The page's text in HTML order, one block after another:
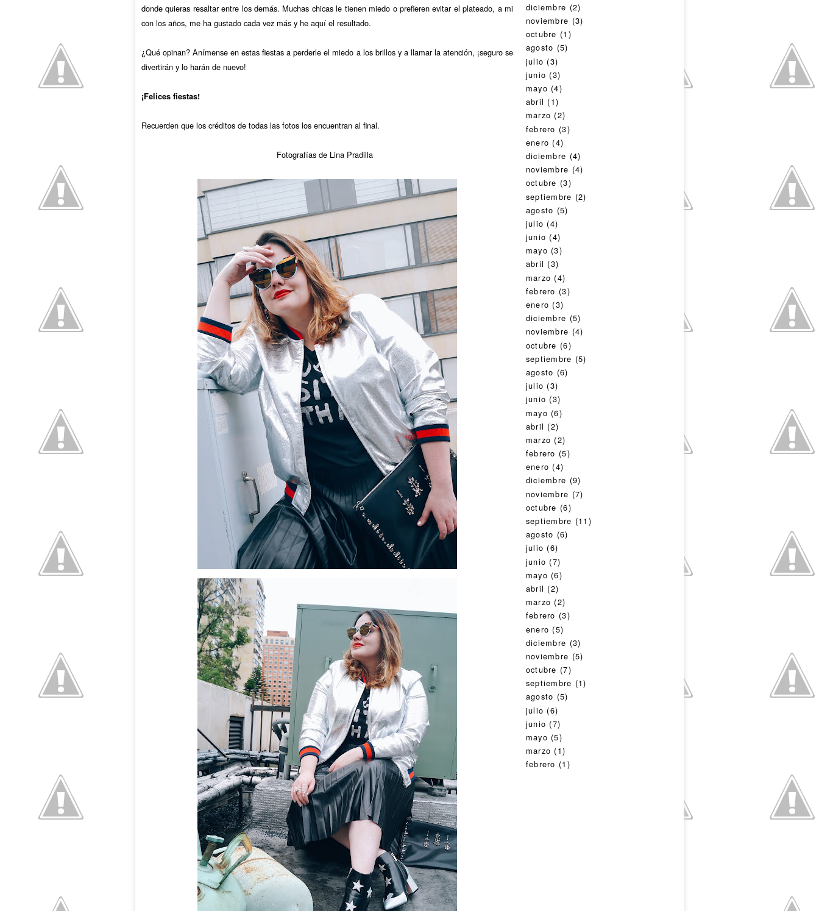
donde quieras resaltar entre los demás. Muchas chicas le tienen miedo o prefieren evitar el plateado, a mi
con los años, me ha gustado cada vez más y he aquí el resultado.
¿Qué opinan? Anímense en estas fiestas a perderle el miedo a los brillos y a llamar la atención, ¡seguro se
divertirán y lo harán de nuevo!
¡Felices fiestas!
Recuerden que los créditos de todas las fotos los encuentran al final.
Fotografías de Lina Pradilla
diciembre (2)
noviembre (3)
octubre (1)
agosto (5)
julio (3)
junio (3)
mayo (4)
abril (1)
marzo (2)
febrero (3)
enero (4)
diciembre (4)
noviembre (4)
octubre (3)
septiembre (2)
agosto (5)
julio (4)
junio (4)
mayo (3)
abril (3)
marzo (4)
febrero (3)
enero (3)
diciembre (5)
noviembre (4)
octubre (6)
septiembre (5)
agosto (6)
julio (3)
junio (3)
mayo (6)
abril (2)
marzo (2)
febrero (5)
enero (4)
diciembre (9)
noviembre (7)
octubre (6)
septiembre (11)
agosto (6)
julio (6)
junio (7)
mayo (6)
abril (2)
marzo (2)
febrero (3)
enero (5)
diciembre (3)
noviembre (5)
octubre (7)
septiembre (1)
agosto (5)
julio (6)
junio (7)
mayo (5)
marzo (1)
febrero (1)